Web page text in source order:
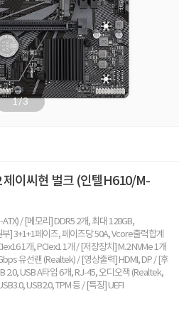
1/3
제이씨현 벌크 (인텔H610/M-
/ [메모리] DDR5 2개, 최대 128GB,
] 3+1+1페이즈, 페이즈당 50A, Vcore출력합계
1개, PCIex1 1개 / [저장장치] M.2 NVMe 1개
유선랜 (Realtek) / [영상출력] HDMI, DP / [후
2.0, USB A타입 6개, RJ-45, 오디오잭 (Realtek,
USB2.0, TPM 등 / [특징] UEFI